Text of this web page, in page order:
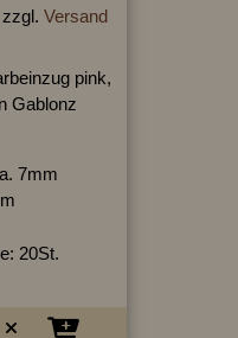
zzgl. Versand
pink,
Gablonz
7mm
20St.